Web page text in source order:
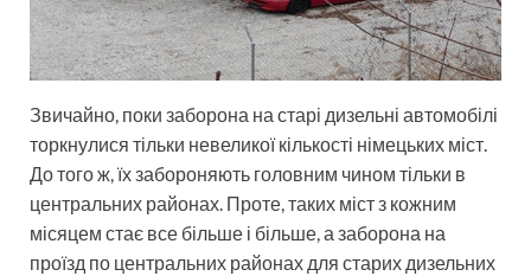
Звичайно, поки заборона на старі дизельні автомобілі
торкнулися тільки невеликої кількості німецьких міст.
До того ж, їх забороняють головним чином тільки в
центральних районах. Проте, таких міст з кожним
місяцем стає все більше і більше, а заборона на
проїзд по центральних районах для старих дизельних